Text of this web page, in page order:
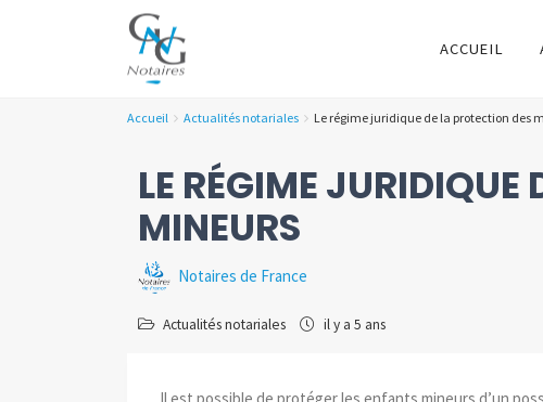
ACCUEIL
Accueil Actualités notariales Le régime juridique de la protection des
LE RÉGIME JURIDIQUE
MINEURS
Notaires de France
Actualités notariales il y a 5 ans